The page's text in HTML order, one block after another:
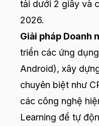
tải dưới 2 giây và
2026.
Giải pháp Doanh
triển các ứng
Android), xây
chuyên biệt như
các công nghệ
Learning để tự